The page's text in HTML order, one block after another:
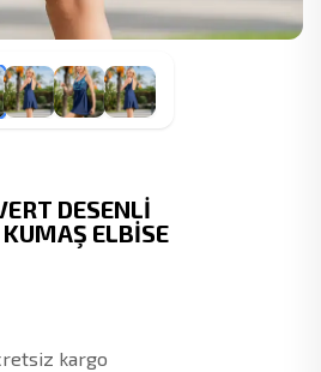
DESENLİ
ELBİSE
kargo